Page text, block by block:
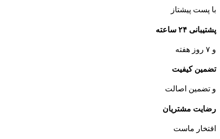
با پست پیشتاز
پشتیبانی ۲۴ ساعته
و ۷ روز هفته
تضمین کیفیت
و تضمین اصالت
رضایت مشتریان
افتخار ماست